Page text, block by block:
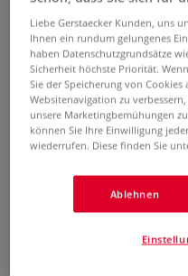
Tri-Art™ UV-
0
Tri-Art™ UV-Schutz
UV-Strahlung und bewahrt
Matt auftrocknend und für
Liebe Gerstaecker Kunden, uns
Ihnen ein rundum gelungenes
haben Datenschutzgrundsätze
Sicherheit höchste Priorität.
Sie der Speicherung von
Websitenavigation zu
unsere Marketingbemühungen
können Sie Ihre Einwilligung
wiederrufen. Diese finden Sie
Ablehnen